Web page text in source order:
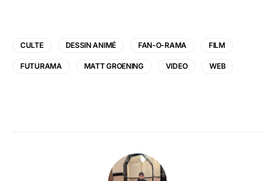
CULTE DESSIN ANIMÉ FAN-O-RAMA FILM
FUTURAMA MATT GROENING VIDEO WEB